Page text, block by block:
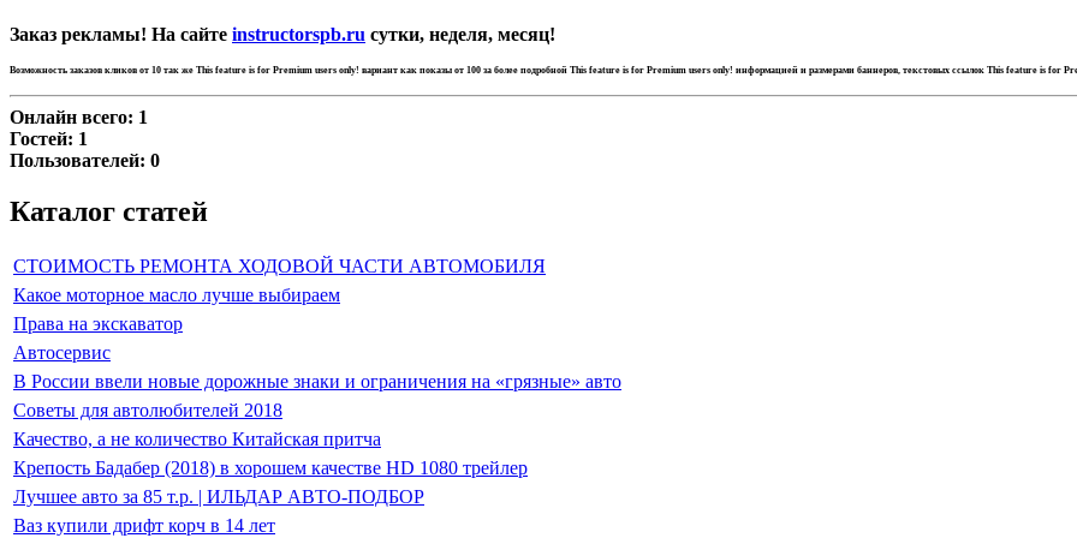
Заказ рекламы! На сайте instructorspb.ru сутки, неделя, месяц!
Возможность заказов кликов от 10 так же This feature is for Premium users only! вариант как показы от 100 за более подробной This feature is for Premium users only! информацией и размерами баннеров, текстовых ссылок This feature is for
Онлайн всего: 1
Гостей: 1
Пользователей: 0
Каталог статей
СТОИМОСТЬ РЕМОНТА ХОДОВОЙ ЧАСТИ АВТОМОБИЛЯ
Какое моторное масло лучше выбираем
Права на экскаватор
Автосервис
В России ввели новые дорожные знаки и ограничения на «грязные» авто
Советы для автолюбителей 2018
Качество, а не количество Китайская притча
Крепость Бадабер (2018) в хорошем качестве HD 1080 трейлер
Лучшее авто за 85 т.р. | ИЛЬДАР АВТО-ПОДБОР
Ваз купили дрифт корч в 14 лет